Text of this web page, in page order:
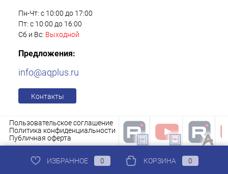
Пн-Чт: с 10:00 до 17:00
Пт: с 10:00 до 16:00
Сб и Вс: Выходной
Предложения:
info@aqplus.ru
Контакты
Пользовательское соглашение
Политика конфиденциальности
Публичная оферта
ИЗБРАННОЕ 0 КОРЗИНА 0